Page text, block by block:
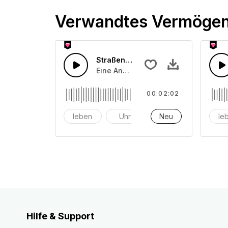
Verwandtes
Straßenleben 5
Eine Ansammlung von
leben Uhr Alarm
00:02:02
Neu
Hilfe & Support